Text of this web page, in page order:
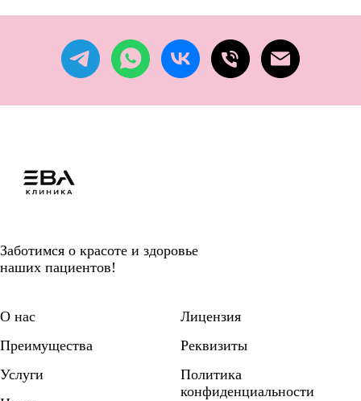
Заботимся о красоте и здоровье
наших пациентов!
О нас
Преимущества
Услуги
Лицензия
Реквизиты
Политика
конфиденциальности